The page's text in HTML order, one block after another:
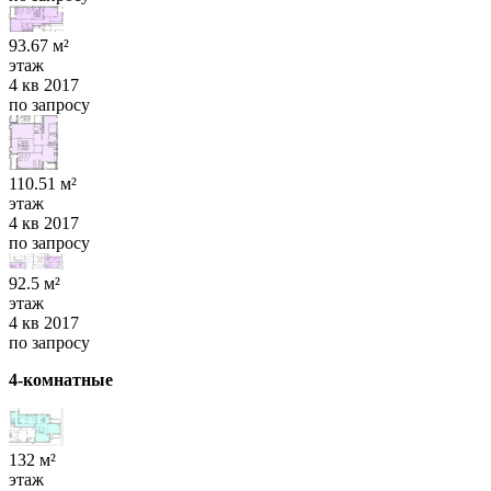
93.67 м²
этаж
4 кв 2017
по запросу
110.51 м²
этаж
4 кв 2017
по запросу
92.5 м²
этаж
4 кв 2017
по запросу
4-комнатные
132 м²
этаж